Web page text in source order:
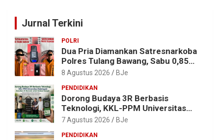
Jurnal Terkini
POLRI
Dua Pria Diamankan Satresnarkoba
Polres Tulang Bawang, Sabu 0,85
Gram dan Alat Hisap Disita
8 Agustus 2026 BJe
PENDIDIKAN
Dorong Budaya 3R Berbasis
Teknologi, KKL-PPM Universitas
Malahayati Kenalkan AI Barcode
7 Agustus 2026 BJe
PENDIDIKAN